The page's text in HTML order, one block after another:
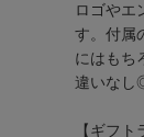
ロゴやエ
す。付属
にはもち
違いな
【ギフト